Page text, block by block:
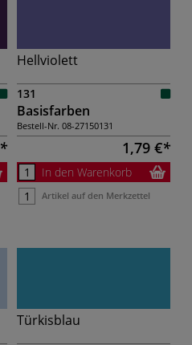
Hellviolett
131
Basisfarben
Bestell-Nr. 08-27150131
1,79 €
In den Warenkorb
Artikel auf den Merkzettel
Türkisblau